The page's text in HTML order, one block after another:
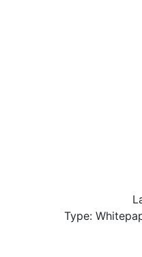
Type: